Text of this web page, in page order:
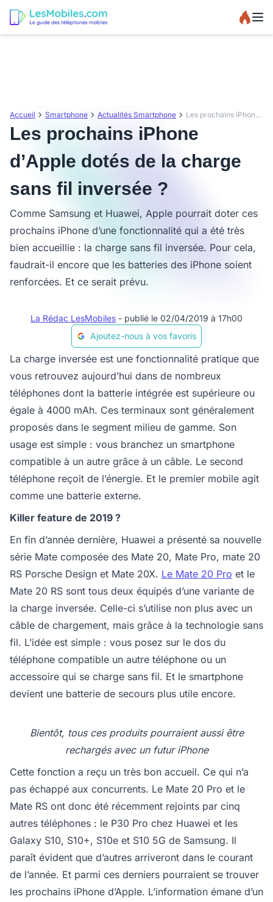
Accueil Smartphone Actualités Smartphone Les prochains iPhone d’Apple dotés de la charge sans fil inversée ?
Les prochains iPhone
d’Apple dotés de la charge
sans fil inversée ?
Comme Samsung et Huawei, Apple pourrait doter ces
prochains iPhone d’une fonctionnalité qui a été très
bien accueillie : la charge sans fil inversée. Pour cela,
faudrait-il encore que les batteries des iPhone soient
renforcées. Et ce serait prévu.
La Rédac LesMobiles - publié le 02/04/2019 à 17h00
Ajoutez-nous à vos favoris
La charge inversée est une fonctionnalité pratique que
vous retrouvez aujourd’hui dans de nombreux
téléphones dont la batterie intégrée est supérieure ou
égale à 4000 mAh. Ces terminaux sont généralement
proposés dans le segment milieu de gamme. Son
usage est simple : vous branchez un smartphone
compatible à un autre grâce à un câble. Le second
téléphone reçoit de l’énergie. Et le premier mobile agit
comme une batterie externe.
Killer feature de 2019 ?
En fin d’année dernière, Huawei a présenté sa nouvelle
série Mate composée des Mate 20, Mate Pro, mate 20
RS Porsche Design et Mate 20X. Le Mate 20 Pro et le
Mate 20 RS sont tous deux équipés d’une variante de
la charge inversée. Celle-ci s’utilise non plus avec un
câble de chargement, mais grâce à la technologie sans
fil. L’idée est simple : vous posez sur le dos du
téléphone compatible un autre téléphone ou un
accessoire qui se charge sans fil. Et le smartphone
devient une batterie de secours plus utile encore.
Bientôt, tous ces produits pourraient aussi être
rechargés avec un futur iPhone
Cette fonction a reçu un très bon accueil. Ce qui n’a
pas échappé aux concurrents. Le Mate 20 Pro et le
Mate RS ont donc été récemment rejoints par cinq
autres téléphones : le P30 Pro chez Huawei et les
Galaxy S10, S10+, S10e et S10 5G de Samsung. Il
paraît évident que d’autres arriveront dans le courant
de l’année. Et parmi ces derniers pourraient se trouver
les prochains iPhone d’Apple. L’information émane d’un